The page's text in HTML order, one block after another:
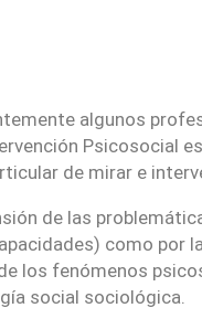
algunos
Psicosocial
de mirar e
de las
como por
los fenómenos
social sociológica.